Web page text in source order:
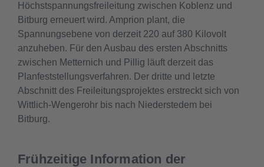
Höchstspannungsfreileitung zwischen Koblenz und
Bitburg erneuert wird. Amprion plant, die
Spannungsebene von derzeit 220 auf 380 Kilovolt
anzuheben. Für den Ausbau des ersten Abschnitts
zwischen Metternich und Pillig läuft derzeit das
Planfeststellungsverfahren. Der dritte und letzte
Abschnitt des Freileitungsprojektes erstreckt sich von
Wittlich-Wengerohr bis nach Niederstedem bei
Bitburg.
Frühzeitige Information der